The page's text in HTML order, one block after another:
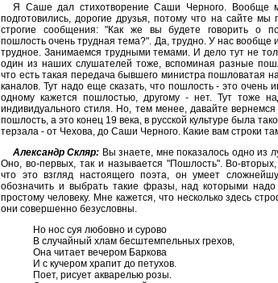
Я Саше дал стихотворение Саши Черного. Вообще
подготовились, дорогие друзья, потому что на сайте мы
строгие сообщения: "Как же вы будете говорить о
пошлость очень трудная тема?". Да, трудно. У нас вообще
трудное. Занимаемся трудными темами. И дело тут не
один из наших слушателей тоже, вспоминая разные
что есть такая передача бывшего министра пошловатая
каналов. Тут надо еще сказать, что пошлость - это очень
одному кажется пошлостью, другому - нет. Тут тоже
индивидуального стиля. Но, тем менее, давайте вернемся
пошлость, а это конец 19 века, в русской культуре была
терзала - от Чехова, до Саши Черного. Какие вам строки
Александр Скляр: Вы знаете, мне показалось одно из
Оно, во-первых, так и называется "Пошлость". Во-вторых,
что это взгляд настоящего поэта, он умеет
обозначить и выбрать такие фразы, над которыми надо
простому человеку. Мне кажется, что несколько здесь
они совершенно безусловны.
Но нос суя любовно и сурово
В случайный хлам бесштемпельных грехов,
Она читает вечером Баркова
И с кучером храпит до петухов.
Поет, рисует акварелью розы.